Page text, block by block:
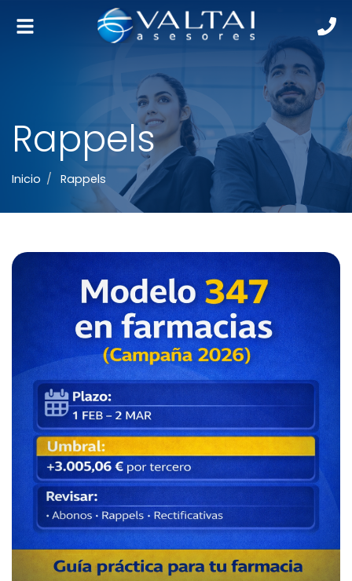
Alternar
navegación
Rappels
Inicio Rappels
Modelo 347 en farmacias (campaña 2026)